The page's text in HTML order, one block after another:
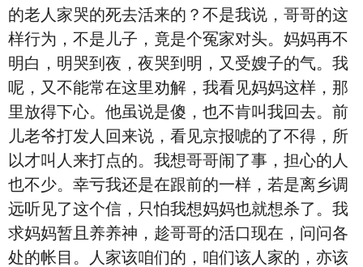
的老人家哭的死去活来的？不是我说，哥哥的这
样行为，不是儿子，竟是个冤家对头。妈妈再不
明白，明哭到夜，夜哭到明，又受嫂子的气。我
呢，又不能常在这里劝解，我看见妈妈这样，那
里放得下心。他虽说是傻，也不肯叫我回去。前
儿老爷打发人回来说，看见京报唬的了不得，所
以才叫人来打点的。我想哥哥闹了事，担心的人
也不少。幸亏我还是在跟前的一样，若是离乡调
远听见了这个信，只怕我想妈妈也就想杀了。我
求妈妈暂且养养神，趁哥哥的活口现在，问问各
处的帐目。人家该咱们的，咱们该人家的，亦该